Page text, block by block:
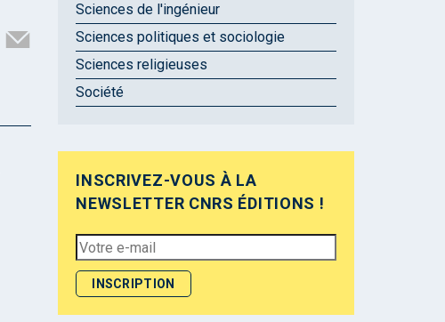
Sciences de l'ingénieur
Sciences politiques et sociologie
Sciences religieuses
Société
INSCRIVEZ-VOUS À LA
NEWSLETTER CNRS ÉDITIONS !